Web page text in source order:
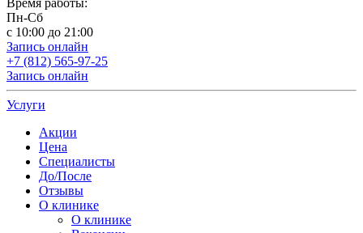
Время работы:
Пн-Сб
с 10:00 до 21:00
Запись онлайн
+7 (812) 565-97-25
Запись онлайн
Услуги
Акции
Цена
Специалисты
До/После
Отзывы
О клинике
О клинике